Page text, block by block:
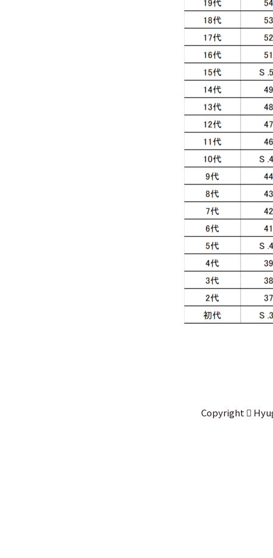
Copyright